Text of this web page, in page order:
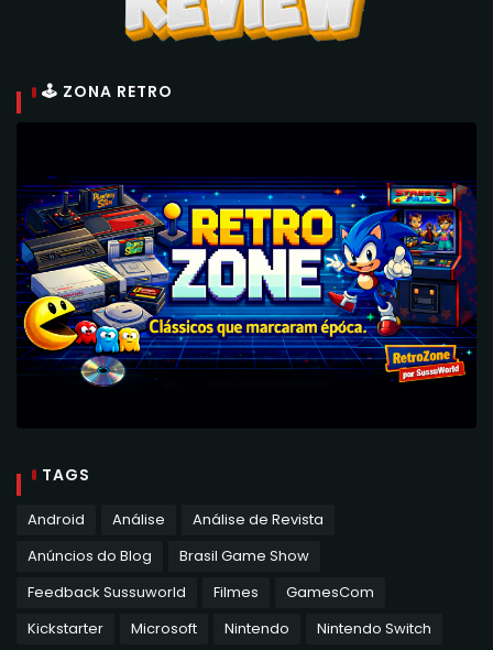
🕹 ZONA RETRO
TAGS
Android Análise
Análise de Revista
Anúncios do Blog
Brasil Game Show
Feedback Sussuworld
Filmes
GamesCom
Kickstarter
Microsoft Nintendo
Nintendo Switch